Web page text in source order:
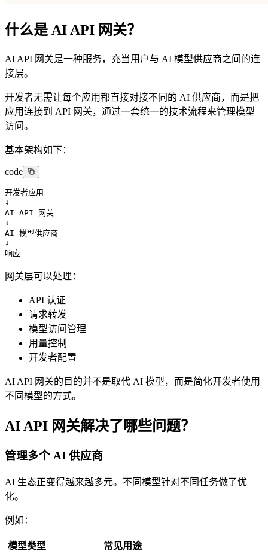
什么是 AI API 网关？
AI API 网关是一种服务，充当用户与 AI 模型供应商之间的连
接层。
开发者无需让每个应用都直接对接不同的 AI 供应商，而是把
应用连接到 API 网关，通过一套统一的技术流程来管理模型
访问。
基本架构如下：
code
开发者应用
↓
AI API 网关
↓
AI 模型供应商
↓
响应
网关层可以处理：
API 认证
请求转发
模型访问管理
用量控制
开发者配置
AI API 网关的目的并不是取代 AI 模型，而是简化开发者使用
不同模型的方式。
AI API 网关解决了哪些问题？
管理多个 AI 供应商
AI 生态正变得越来越多元。不同模型针对不同任务做了优
化。
例如：
模型类型
常见用途